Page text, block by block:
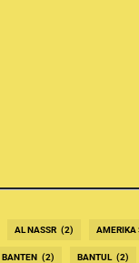
AL NASSR (2) AMERIKA
BANTEN (2) BANTUL (2)